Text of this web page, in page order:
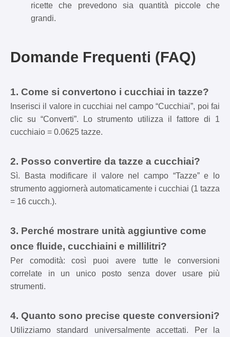
ricette che prevedono sia quantità piccole che
grandi.
Domande Frequenti (FAQ)
1. Come si convertono i cucchiai in tazze?
Inserisci il valore in cucchiai nel campo “Cucchiai”, poi fai
clic su “Converti”. Lo strumento utilizza il fattore di 1
cucchiaio = 0.0625 tazze.
2. Posso convertire da tazze a cucchiai?
Sì. Basta modificare il valore nel campo “Tazze” e lo
strumento aggiornerà automaticamente i cucchiai (1 tazza
= 16 cucch.).
3. Perché mostrare unità aggiuntive come
once fluide, cucchiaini e millilitri?
Per comodità: così puoi avere tutte le conversioni
correlate in un unico posto senza dover usare più
strumenti.
4. Quanto sono precise queste conversioni?
Utilizziamo standard universalmente accettati. Per la